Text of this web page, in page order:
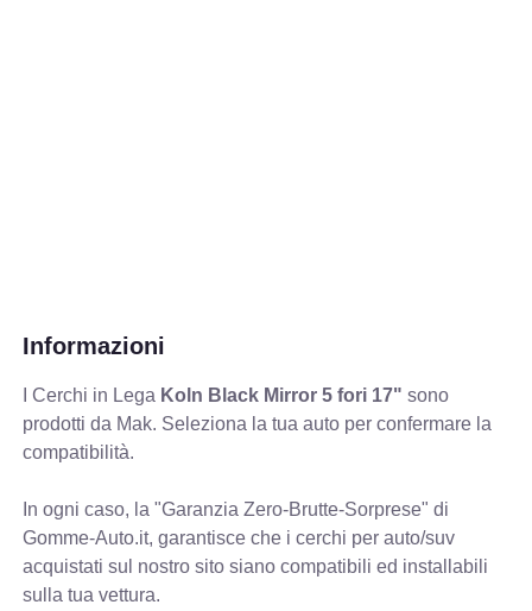
Informazioni
I Cerchi in Lega Koln Black Mirror 5 fori 17" sono
prodotti da Mak. Seleziona la tua auto per confermare la
compatibilità.
In ogni caso, la "Garanzia Zero-Brutte-Sorprese" di
Gomme-Auto.it, garantisce che i cerchi per auto/suv
acquistati sul nostro sito siano compatibili ed installabili
sulla tua vettura.